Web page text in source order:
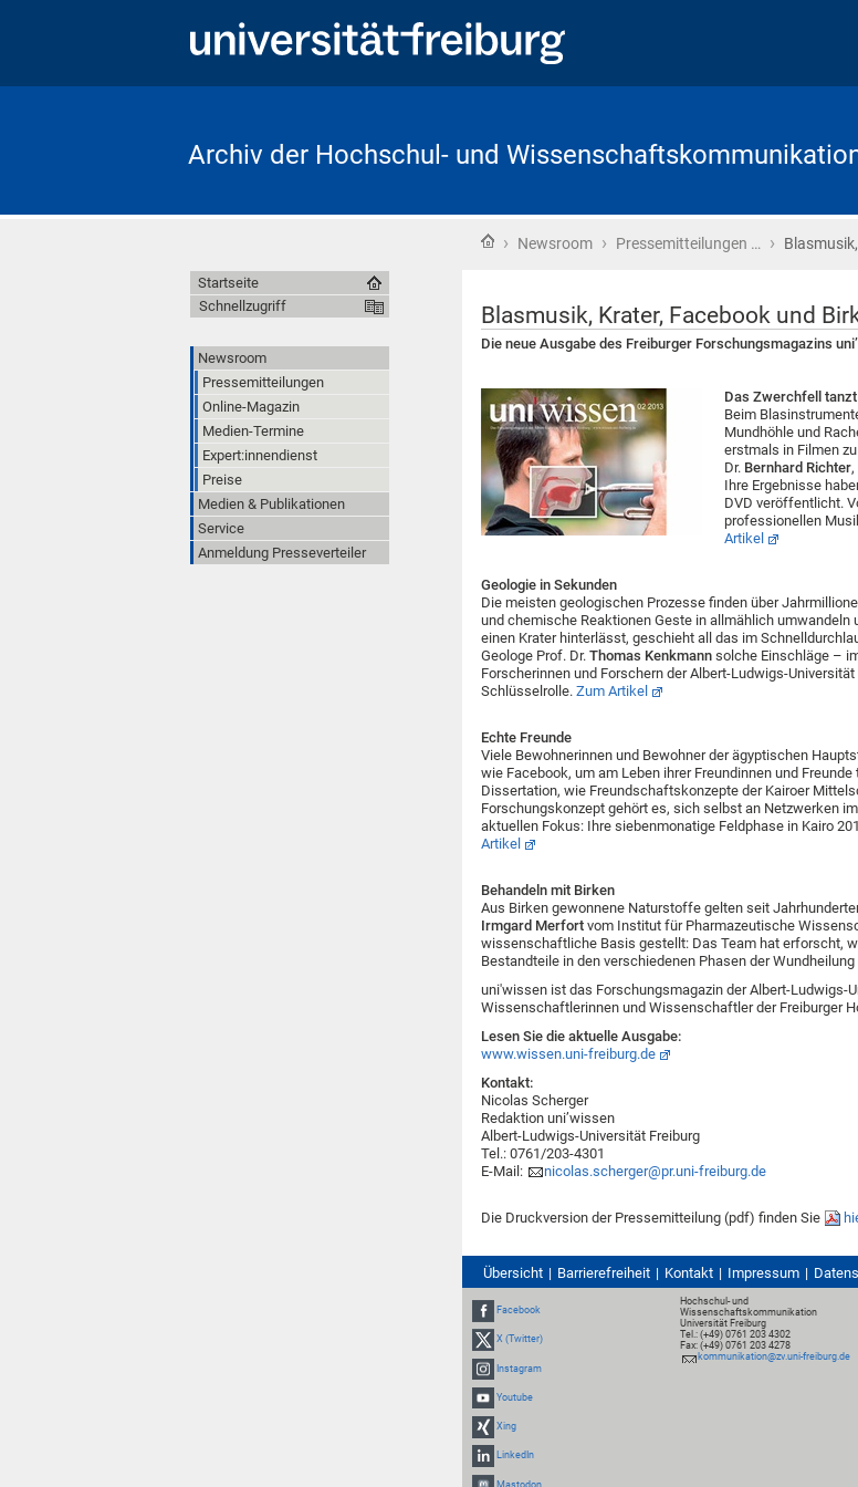
Archiv der Hochschul- und
Startseite
› Newsroom › Pressemitteilungen … ›
Blasmusik, Krater, Facebook und
Die neue Ausgabe des Freiburger Forschungsmagazins
Das Zwerchfell
Beim
Mundhöhle und
erstmals in Filmen
Dr. Bernhard Richter
Ihre Ergebnisse
DVD veröffentlicht.
professionellen
Artikel
Geologie in Sekunden
Die meisten geologischen Prozesse finden über
und chemische Reaktionen Geste in allmählich
einen Krater hinterlässt, geschieht all das im
Geologe Prof. Dr. Thomas Kenkmann solche Einschläge –
Forscherinnen und Forschern der Albert-Ludwigs-
Schlüsselrolle. Zum Artikel
Echte Freunde
Viele Bewohnerinnen und Bewohner der ägyptischen
wie Facebook, um am Leben ihrer Freundinnen und
Dissertation, wie Freundschaftskonzepte der Kairoer
Forschungskonzept gehört es, sich selbst an Netzwerken
aktuellen Fokus: Ihre siebenmonatige Feldphase in Kairo
Artikel
Behandeln mit Birken
Aus Birken gewonnene Naturstoffe gelten seit
Irmgard Merfort vom Institut für Pharmazeutische
wissenschaftliche Basis gestellt: Das Team hat erforscht,
Bestandteile in den verschiedenen Phasen der
uni'wissen ist das Forschungsmagazin der Albert-Ludwigs-
Wissenschaftlerinnen und Wissenschaftler der Freiburger
Lesen Sie die aktuelle Ausgabe:
www.wissen.uni-freiburg.de
Kontakt:
Nicolas Scherger
Redaktion uni’wissen
Albert-Ludwigs-Universität Freiburg
Tel.: 0761/203-4301
E-Mail:
nicolas.scherger@pr.uni-freiburg.de
Die Druckversion der Pressemitteilung (pdf) finden Sie
Startseite
Schnellzugriff
Newsroom
Pressemitteilungen
Online-Magazin
Medien-Termine
Expert:innendienst
Preise
Medien & Publikationen
Service
Anmeldung Presseverteiler
Übersicht Barrierefreiheit Kontakt Impressum
Facebook
X (Twitter)
Instagram
Youtube
Xing
LinkedIn
Mastodon
Hochschul- und
Wissenschaftskommunikation
Universität Freiburg
Tel.: (+49) 0761 203 4302
Fax: (+49) 0761 203 4278
kommunikation@zv.uni-freiburg.de